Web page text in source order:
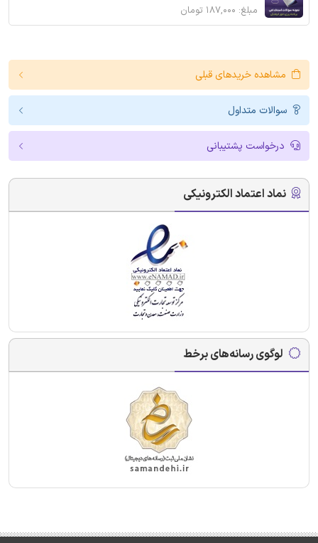
مبلغ: ۱۸۷,۰۰۰ تومان
مشاهده خریدهای قبلی
سوالات متداول
درخواست پشتیبانی
نماد اعتماد الکترونیکی
لوگوی رسانه‌های برخط